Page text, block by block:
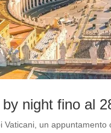
night fino al
Vaticani, un